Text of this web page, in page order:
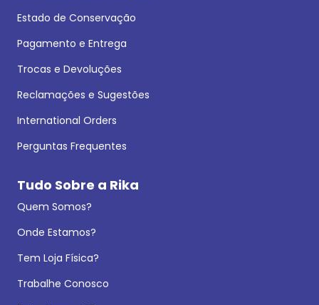
Estado de Conservação
Pagamento e Entrega
Trocas e Devoluções
Reclamações e Sugestões
International Orders
Perguntas Frequentes
Tudo Sobre a Rika
Quem Somos?
Onde Estamos?
Tem Loja Física?
Trabalhe Conosco